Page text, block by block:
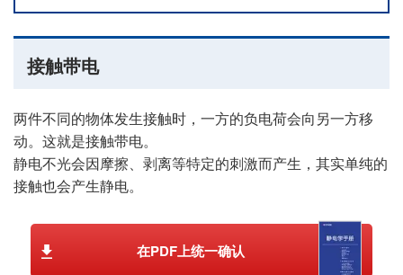
接触带电
两件不同的物体发生接触时，一方的负电荷会向另一方移
动。这就是接触带电。
静电不光会因摩擦、剥离等特定的刺激而产生，其实单纯的
接触也会产生静电。
在PDF上统一确认